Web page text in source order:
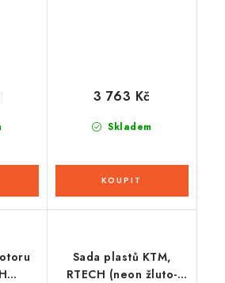
Skladem
3 763 Kč
Sada plastů KTM,
RTECH (neon žluto-